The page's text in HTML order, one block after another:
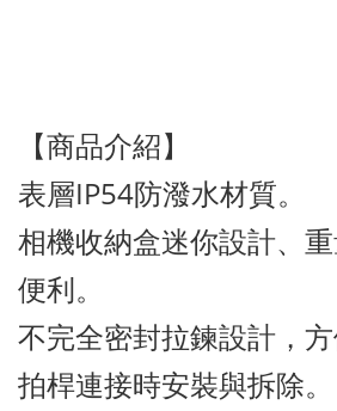
【商品介紹】
表層IP54防潑水材質。
相機收納盒迷你設計、
便利。
不完全密封拉鍊設計，
拍桿連接時安裝與拆除。